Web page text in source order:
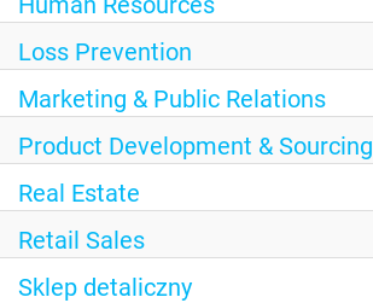
Loss Prevention
Marketing & Public Relations
Product Development & Sourcing
Real Estate
Retail Sales
Sklep detaliczny